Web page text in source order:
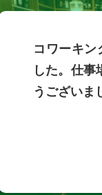
コワーキン
した。仕事
うございま